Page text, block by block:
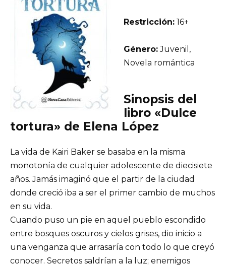
Restricción: 16+
Género:Juvenil,
Novela romántica
Sinopsis del
libro «Dulce
tortura» de Elena López
La vida de Kairi Baker se basaba en la misma
monotonía de cualquier adolescente de diecisiete
años. Jamás imaginó que el partir de la ciudad
donde creció iba a ser el primer cambio de muchos
en su vida.
Cuando puso un pie en aquel pueblo escondido
entre bosques oscuros y cielos grises, dio inicio a
una venganza que arrasaría con todo lo que creyó
conocer. Secretos saldrían a la luz; enemigos